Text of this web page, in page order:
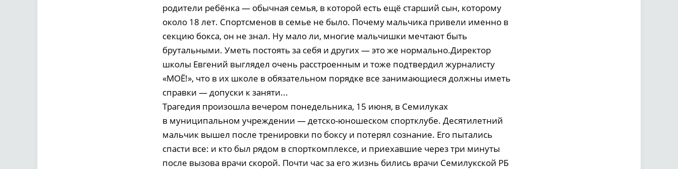
родители ребёнка — обычная семья, в которой есть ещё старший сын, которому
около 18 лет. Спортсменов в семье не было. Почему мальчика привели именно в
секцию бокса, он не знал. Ну мало ли, многие мальчишки мечтают быть
брутальными. Уметь постоять за себя и других — это же нормально.Директор
школы Евгений выглядел очень расстроенным и тоже подтвердил журналисту
«МОЁ!», что в их школе в обязательном порядке все занимающиеся должны иметь
справки — допуски к заняти...
Трагедия произошла вечером понедельника, 15 июня, в Семилуках
в муниципальном учреждении — детско-юношеском спортклубе. Десятилетний
мальчик вышел после тренировки по боксу и потерял сознание. Его пытались
спасти все: и кто был рядом в спорткомплексе, и приехавшие через три минуты
после вызова врачи скорой. Почти час за его жизнь бились врачи Семилукской РБ